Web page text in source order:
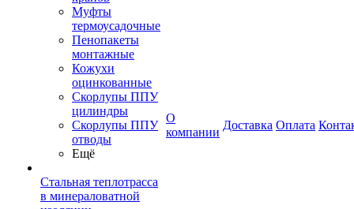
Муфты
термоусадочные
Пенопакеты
монтажные
Кожухи
оцинкованные
Скорлупы ППУ
цилиндры
Скорлупы ППУ
отводы
Ещё
Стальная теплотрасса
в минераловатной
О
компании
Доставка Оплата